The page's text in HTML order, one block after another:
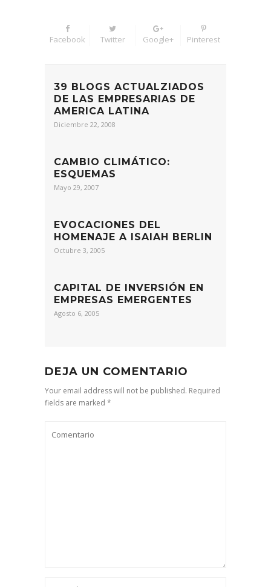
Facebook Twitter Google+ Pinterest
39 BLOGS ACTUALZIADOS
DE LAS EMPRESARIAS DE
AMERICA LATINA
Diciembre 22, 2008
CAMBIO CLIMÁTICO:
ESQUEMAS
Mayo 29, 2007
EVOCACIONES DEL
HOMENAJE A ISAIAH BERLIN
Octubre 3, 2005
CAPITAL DE INVERSIÓN EN
EMPRESAS EMERGENTES
Agosto 6, 2005
DEJA UN COMENTARIO
Your email address will not be published. Required
fields are marked *